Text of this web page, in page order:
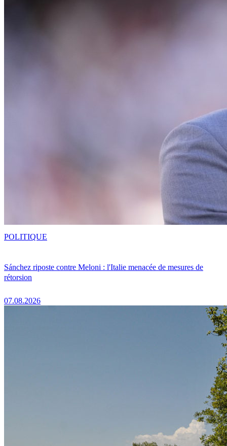
Sánchez riposte contre Meloni : l'Italie menacée de mesures de
rétorsion
07.08.2026
POLITIQUE